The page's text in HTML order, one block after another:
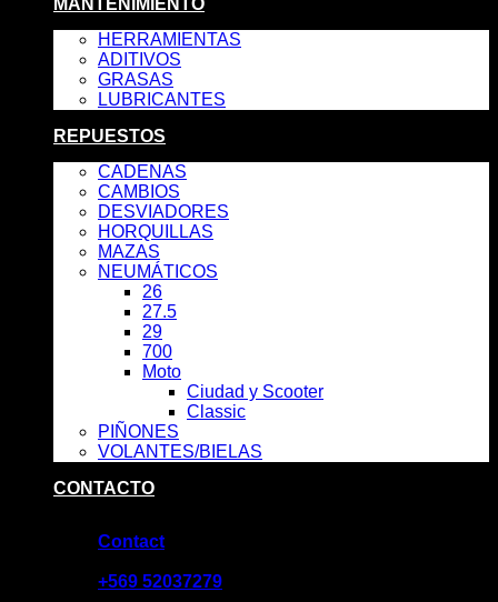
MANTENIMIENTO
HERRAMIENTAS
ADITIVOS
GRASAS
LUBRICANTES
REPUESTOS
CADENAS
CAMBIOS
DESVIADORES
HORQUILLAS
MAZAS
NEUMÁTICOS
26
27.5
29
700
Moto
Ciudad y Scooter
Classic
PIÑONES
VOLANTES/BIELAS
CONTACTO
Contact
+569 52037279